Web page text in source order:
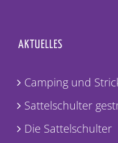
AKTUELLES
Camping und
Sattelschulter
Die Sattelschulter